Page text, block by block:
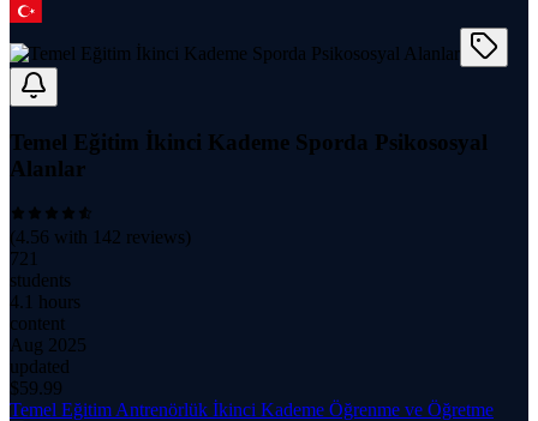
Temel Eğitim İkinci Kademe Sporda Psikososyal
Alanlar
(4.56 with 142 reviews)
721
students
4.1 hours
content
Aug 2025
updated
$59.99
Temel Eğitim Antrenörlük İkinci Kademe Öğrenme ve Öğretme